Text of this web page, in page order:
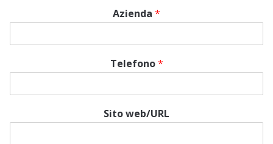
Azienda *
Telefono*
Sito web/URL